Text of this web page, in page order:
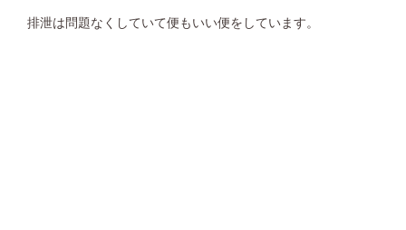
排泄は問題なくしていて便もいい便をしています。